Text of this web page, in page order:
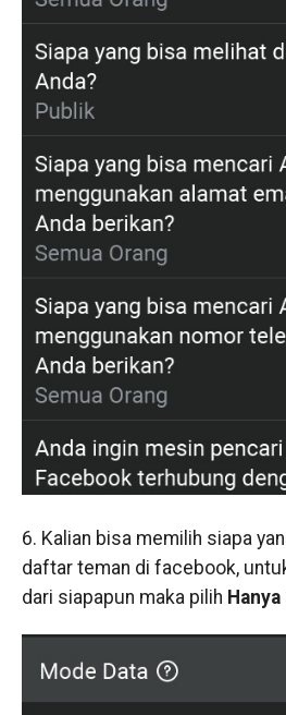
6. Kalian bisa memilih siapa
daftar teman di facebook,
dari siapapun maka pilih Hanya